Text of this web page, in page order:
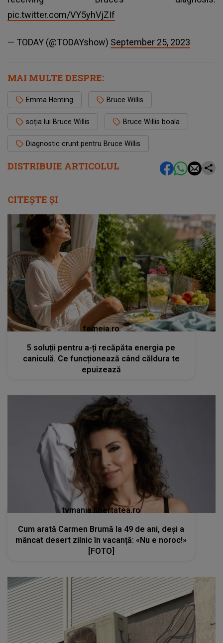
DISTRIBUIE ARTICOLUL
pic.twitter.com/VY5yhVjZIf
— TODAY (@TODAYshow) September 25, 2023
MAI MULTE DESPRE:
Emma Heming Bruce Willis
soția lui Bruce Willis Bruce Willis boala
Diagnostic crunt pentru Bruce Willis
CITEȘTE ȘI
femeia.ro
5 soluții pentru a-ți recăpăta energia pe
caniculă. Ce funcționează când căldura te
epuizează
tvmania.libertatea.ro
Cum arată Carmen Brumă la 49 de ani, deși a
mâncat desert zilnic în vacanță: «Nu e noroc!»
[FOTO]